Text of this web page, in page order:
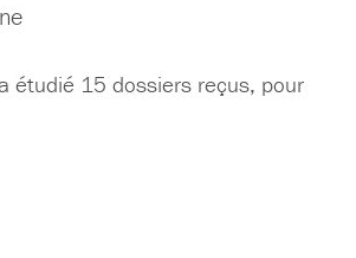
étudié 15 dossiers reçus, pour